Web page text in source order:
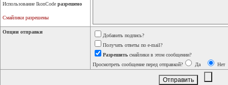
Использование IkonCode разрешено
Смайлики разрешены
Опции отправки
Добавить подпись?
Получать ответы по e-mail?
Разрешить смайлики в этом сообщении?
Просмотреть сообщение перед отправкой?
Да Нет